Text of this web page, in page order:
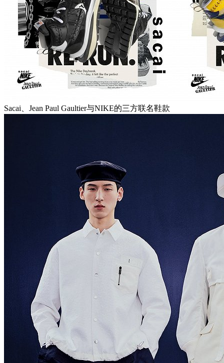
Sacai、Jean Paul Gaultier与NIKE的三方联名鞋款